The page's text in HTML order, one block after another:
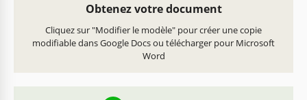
Obtenez votre document
Cliquez sur "Modifier le modèle" pour créer une copie
modifiable dans Google Docs ou télécharger pour Microsoft
Word